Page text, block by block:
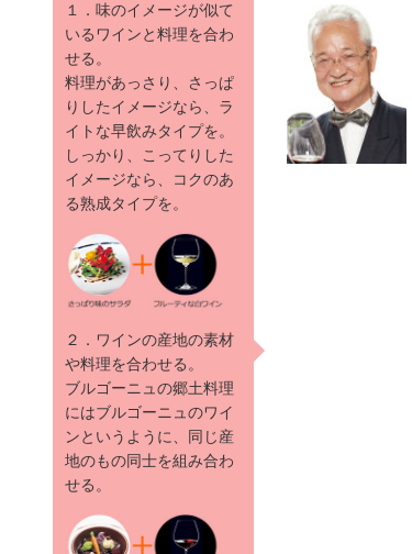
１．味のイメージが似て
いるワインと料理を合わ
せる。
料理があっさり、さっぱ
りしたイメージなら、ラ
イトな早飲みタイプを。
しっかり、こってりした
イメージなら、コクのあ
る熟成タイプを。
２．ワインの産地の素材
や料理を合わせる。
ブルゴーニュの郷土料理
にはブルゴーニュのワイ
ンというように、同じ産
地のもの同士を組み合わ
せる。